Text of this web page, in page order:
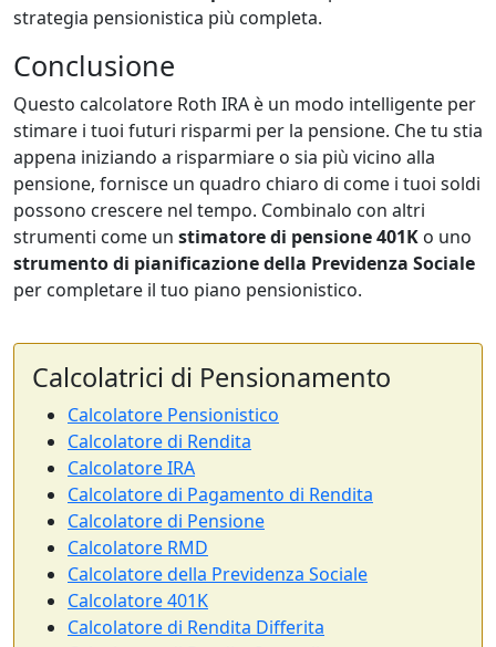
strategia pensionistica più completa.
Conclusione
Questo calcolatore Roth IRA è un modo intelligente per
stimare i tuoi futuri risparmi per la pensione. Che tu stia
appena iniziando a risparmiare o sia più vicino alla
pensione, fornisce un quadro chiaro di come i tuoi soldi
possono crescere nel tempo. Combinalo con altri
strumenti come un stimatore di pensione 401K o uno
strumento di pianificazione della Previdenza Sociale
per completare il tuo piano pensionistico.
Calcolatrici di Pensionamento
Calcolatore Pensionistico
Calcolatore di Rendita
Calcolatore IRA
Calcolatore di Pagamento di Rendita
Calcolatore di Pensione
Calcolatore RMD
Calcolatore della Previdenza Sociale
Calcolatore 401K
Calcolatore di Rendita Differita